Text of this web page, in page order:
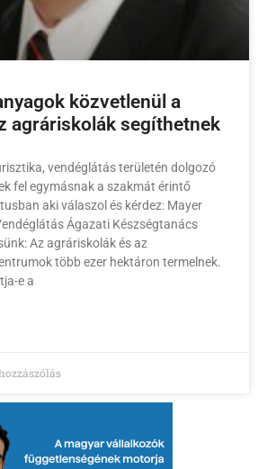
közvetlenül a
agráriskolák segíthetnek
vendéglátás területén dolgozó
fel egymásnak a szakmát érintő
aki válaszol és kérdez: Mayer
Ágazati Készségtanács
Az agráriskolák és az
több ezer hektáron termelnek.
e a